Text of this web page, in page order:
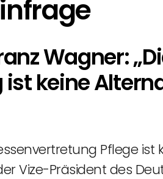
Wagner:
keine
Pflege
Vize-Präsident des